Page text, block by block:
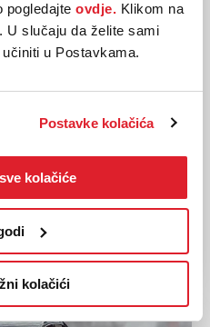
pogledajte ovdje. Klikom na
U slučaju da želite sami
u Postavkama.
Postavke kolačića
kolačiće
kolačići
106.611 km
34.890,00 EUR